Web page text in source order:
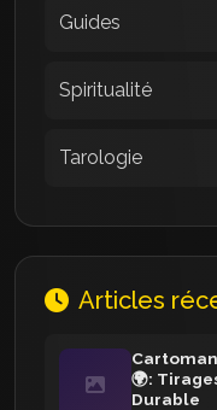
Guides
Spiritualité
Tarologie
Articles
🌍:
Durable